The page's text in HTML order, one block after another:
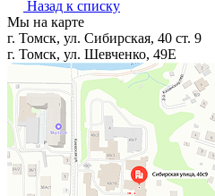
Назад к списку
Мы на карте
г. Томск, ул. Сибирская, 40 ст. 9
г. Томск, ул. Шевченко, 49Е